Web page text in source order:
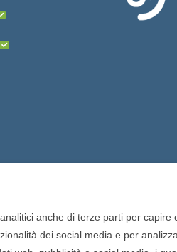
anche di terze parti per
dei social media e per